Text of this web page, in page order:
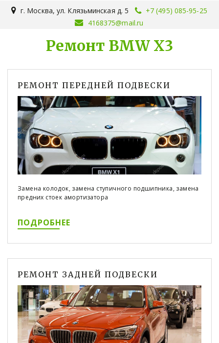
г. Москва,ул. Клязьминская д. 5
+7 (495) 085-95-25
4168375@mail.ru
Ремонт BMW X3
РЕМОНТ ПЕРЕДНЕЙ ПОДВЕСКИ
Замена колодок, замена ступичного подшипника, замена
предних стоек амортизатора
ПОДРОБНЕЕ
РЕМОНТ ЗАДНЕЙ ПОДВЕСКИ